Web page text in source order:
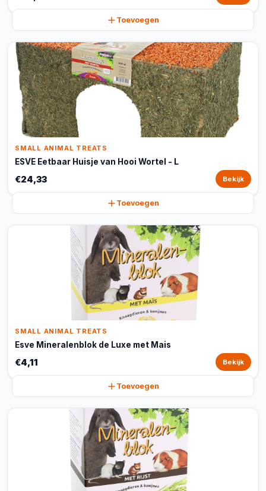
Toevoegen
SMALL ANIMAL TREATS
ESVE Eetbaar Huisje van Hooi Wortel - L
€24,33 Bekijk
Toevoegen
SMALL ANIMAL TREATS
Esve Mineralenblok de Luxe met Mais
€4,11 Bekijk
Toevoegen